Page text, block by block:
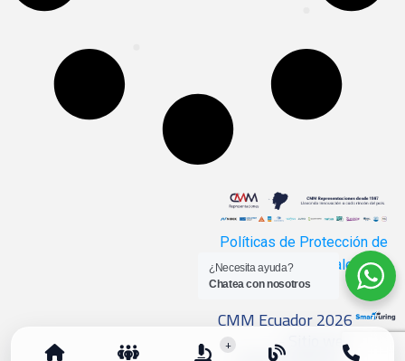
+
Políticas de Protección de
Datos Personales
CMM Ecuador 2026
- Sitio web
¿Necesita ayuda?
Chatea con nosotros